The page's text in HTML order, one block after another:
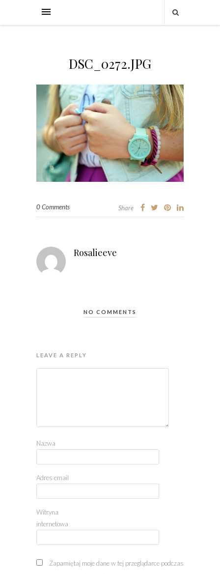
DSC_0272.JPG
0 Comments Share
Rosalieeve
NO COMMENTS
LEAVE A REPLY
Nazwa
Adres email
Witryna
internetowa
Zapamiętaj moje dane w tej przeglądarce podczas